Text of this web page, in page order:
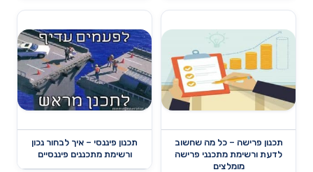
תכנון פרישה – כל מה שחשוב
לדעת ורשימת מתכנני פרישה
מומלצים
תכנון פיננסי – איך לבחור נכון
ורשימת מתכננים פיננסיים